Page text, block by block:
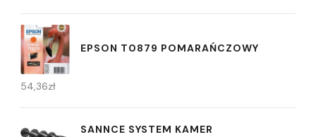
EPSON T0879 POMARAŃCZOWY
54,36zł
SANNCE SYSTEM KAMER